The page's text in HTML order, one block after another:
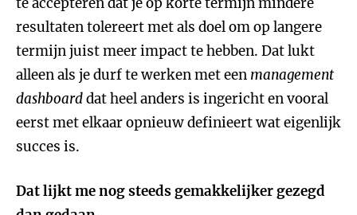
resultaten tolereert met als doel om op langere
termijn juist meer impact te hebben. Dat lukt
alleen als je durf te werken met een management
dashboarddat heel anders is ingericht en vooral
eerst met elkaar opnieuw definieert wat eigenlijk
succes is.
Dat lijkt me nog steeds gemakkelijker gezegd